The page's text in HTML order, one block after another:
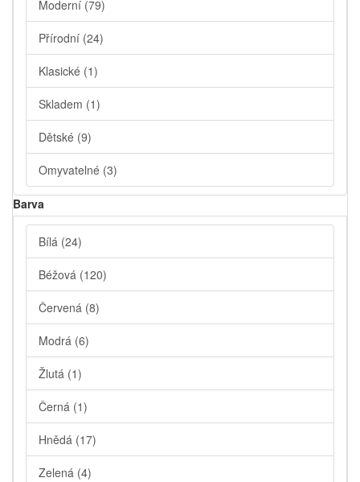
Moderní (79)
Přírodní (24)
Klasické (1)
Skladem (1)
Dětské (9)
Omyvatelné (3)
Barva
Bílá (24)
Béžová (120)
Červená (8)
Modrá (6)
Žlutá (1)
Černá (1)
Hnědá (17)
Zelená (4)